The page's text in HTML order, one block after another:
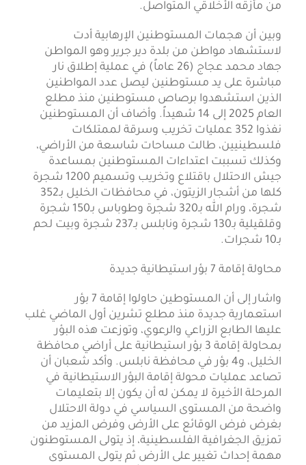
من مأزقه الأخلاقي المتواصل.
وبين أن هجمات المستوطنين الإرهابية أدت
لاستشهاد مواطن من بلدة دير جرير وهو المواطن
جهاد محمد عجاج (26 عاماً) في عملية إطلاق نار
مباشرة على يد مستوطنين ليصل عدد المواطنين
الذين استشهدوا برصاص مستوطنين منذ مطلع
العام 2025 إلى 14 شهيداً. وأضاف أن المستوطنين
نفذوا 352 عمليات تخريب وسرقة لممتلكات
فلسطينيين، طالت مساحات شاسعة من الأراضي،
وكذلك تسببت اعتداءات المستوطنين بمساعدة
جيش الاحتلال باقتلاع وتخريب وتسميم 1200 شجرة
كلها من أشجار الزيتون، في محافظات الخليل بـ352
شجرة، ورام الله بـ320 شجرة وطوباس بـ150 شجرة
وقلقيلية بـ130 شجرة ونابلس بـ237 شجرة وبيت لحم
بـ10 شجرات.
محاولة إقامة 7 بؤر استيطانية جديدة
واشار إلى أن المستوطين حاولوا إقامة 7 بؤر
استعمارية جديدة منذ مطلع تشرين أول الماضي غلب
عليها الطابع الزراعي والرعوي، وتوزعت هذه البؤر
بمحاولة إقامة 3 بؤر استيطانية على أراضي محافظة
الخليل، و4 بؤر في محافظة نابلس. وأكد شعبان أن
تصاعد عمليات محولة إقامة البؤر الاستيطانية في
المرحلة الأخيرة لا يمكن له أن يكون إلا بتعليمات
واضحة من المستوى السياسي في دولة الاحتلال
بغرض فرض الوقائع على الأرض وفرض المزيد من
تمزيق الجغرافية الفلسطينية، إذ يتولى المستوطنون
مهمة إحداث تغيير على الأرض ثم يتولى المستوى